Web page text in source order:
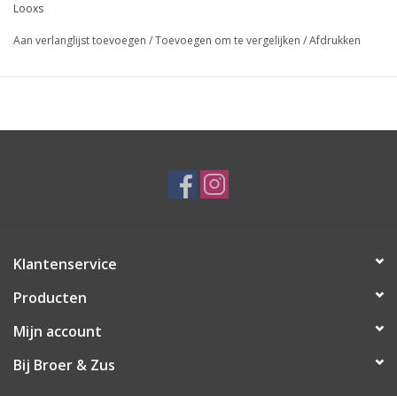
Looxs
Aan verlanglijst toevoegen /Toevoegen om te vergelijken /Afdrukken
Klantenservice
Producten
Mijn account
Bij Broer & Zus